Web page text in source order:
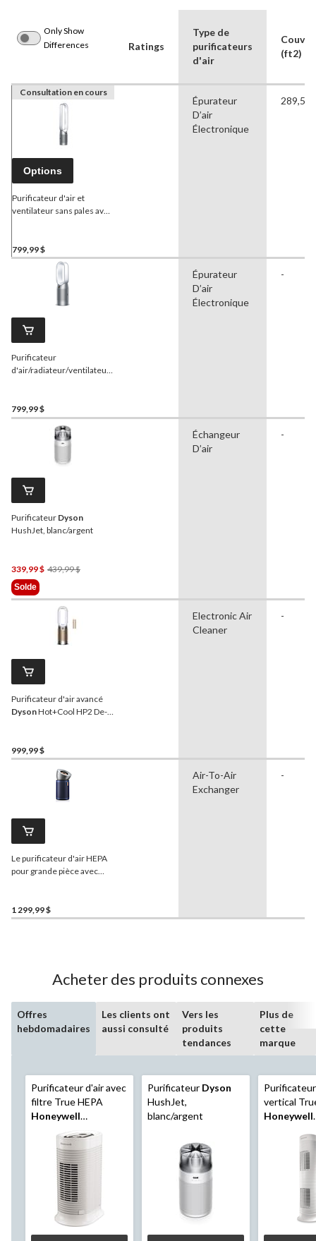
Only Show
Differences
Ratings
Type de
purificateurs
d'air
(ft2)
Consultation en cours
Options
Purificateur d'air et
ventilateur sans pales avec
Wi-Fi, élimine les
allergènes et les odeurs,
799,99 $
Épurateur
D’air
Électronique
289,55
Purificateur
d'air/radiateur/ventilateur
élimine les allergènes et
les odeurs, blanc/argent
799,99 $
Épurateur
D’air
Électronique
-
Purificateur Dyson
HushJet, blanc/argent
339,99 $ 439,99 $Prix
439,99 $
Solde
Échangeur
D’air
-
Purificateur d'air avancé
DysonHot+Cool HP2 De-
999,99 $
Electronic Air
Cleaner
-
Le purificateur d'air HEPA
pour grande pièce avec
capture les allergènes, le
formaldéhyde et les
1 299,99 $
Air-To-Air
Exchanger
-
Acheter des produits connexes
Offres
hebdomadaires
Les clients ont
aussi consulté
Vers les
produits
tendances
Plus de
cette
marque
Purificateur d'air avec
filtre True HEPA
Honeywell
allergènes et les
odeurs, blanc, petite
Purificateur Dyson
HushJet,
blanc/argent
vertical
Honeywell
allergènes
odeurs,
moyenne